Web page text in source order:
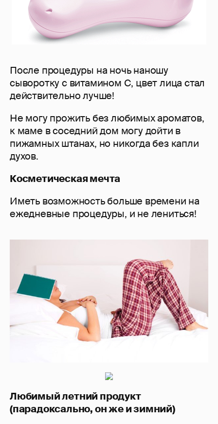
После процедуры на ночь наношу
сыворотку с витамином С, цвет лица стал
действительно лучше!
Не могу прожить без любимых ароматов,
к маме в соседний дом могу дойти в
пижамных штанах, но никогда без капли
духов.
Косметическая мечта
Иметь возможность больше времени на
ежедневные процедуры, и не лениться!
Любимый летний продукт
(парадоксально, он же и зимний)